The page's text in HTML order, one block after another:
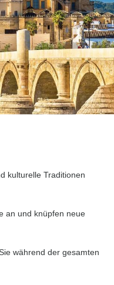
kulturelle Traditionen
an und knüpfen neue
während der gesamten